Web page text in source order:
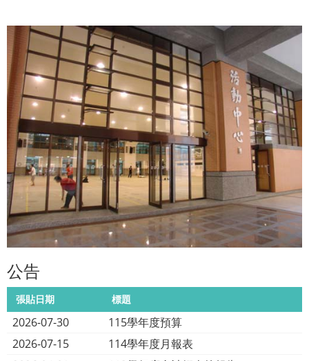
公告
張貼日期 標題
2026-07-30
115學年度預算
2026-07-15
114學年度月報表